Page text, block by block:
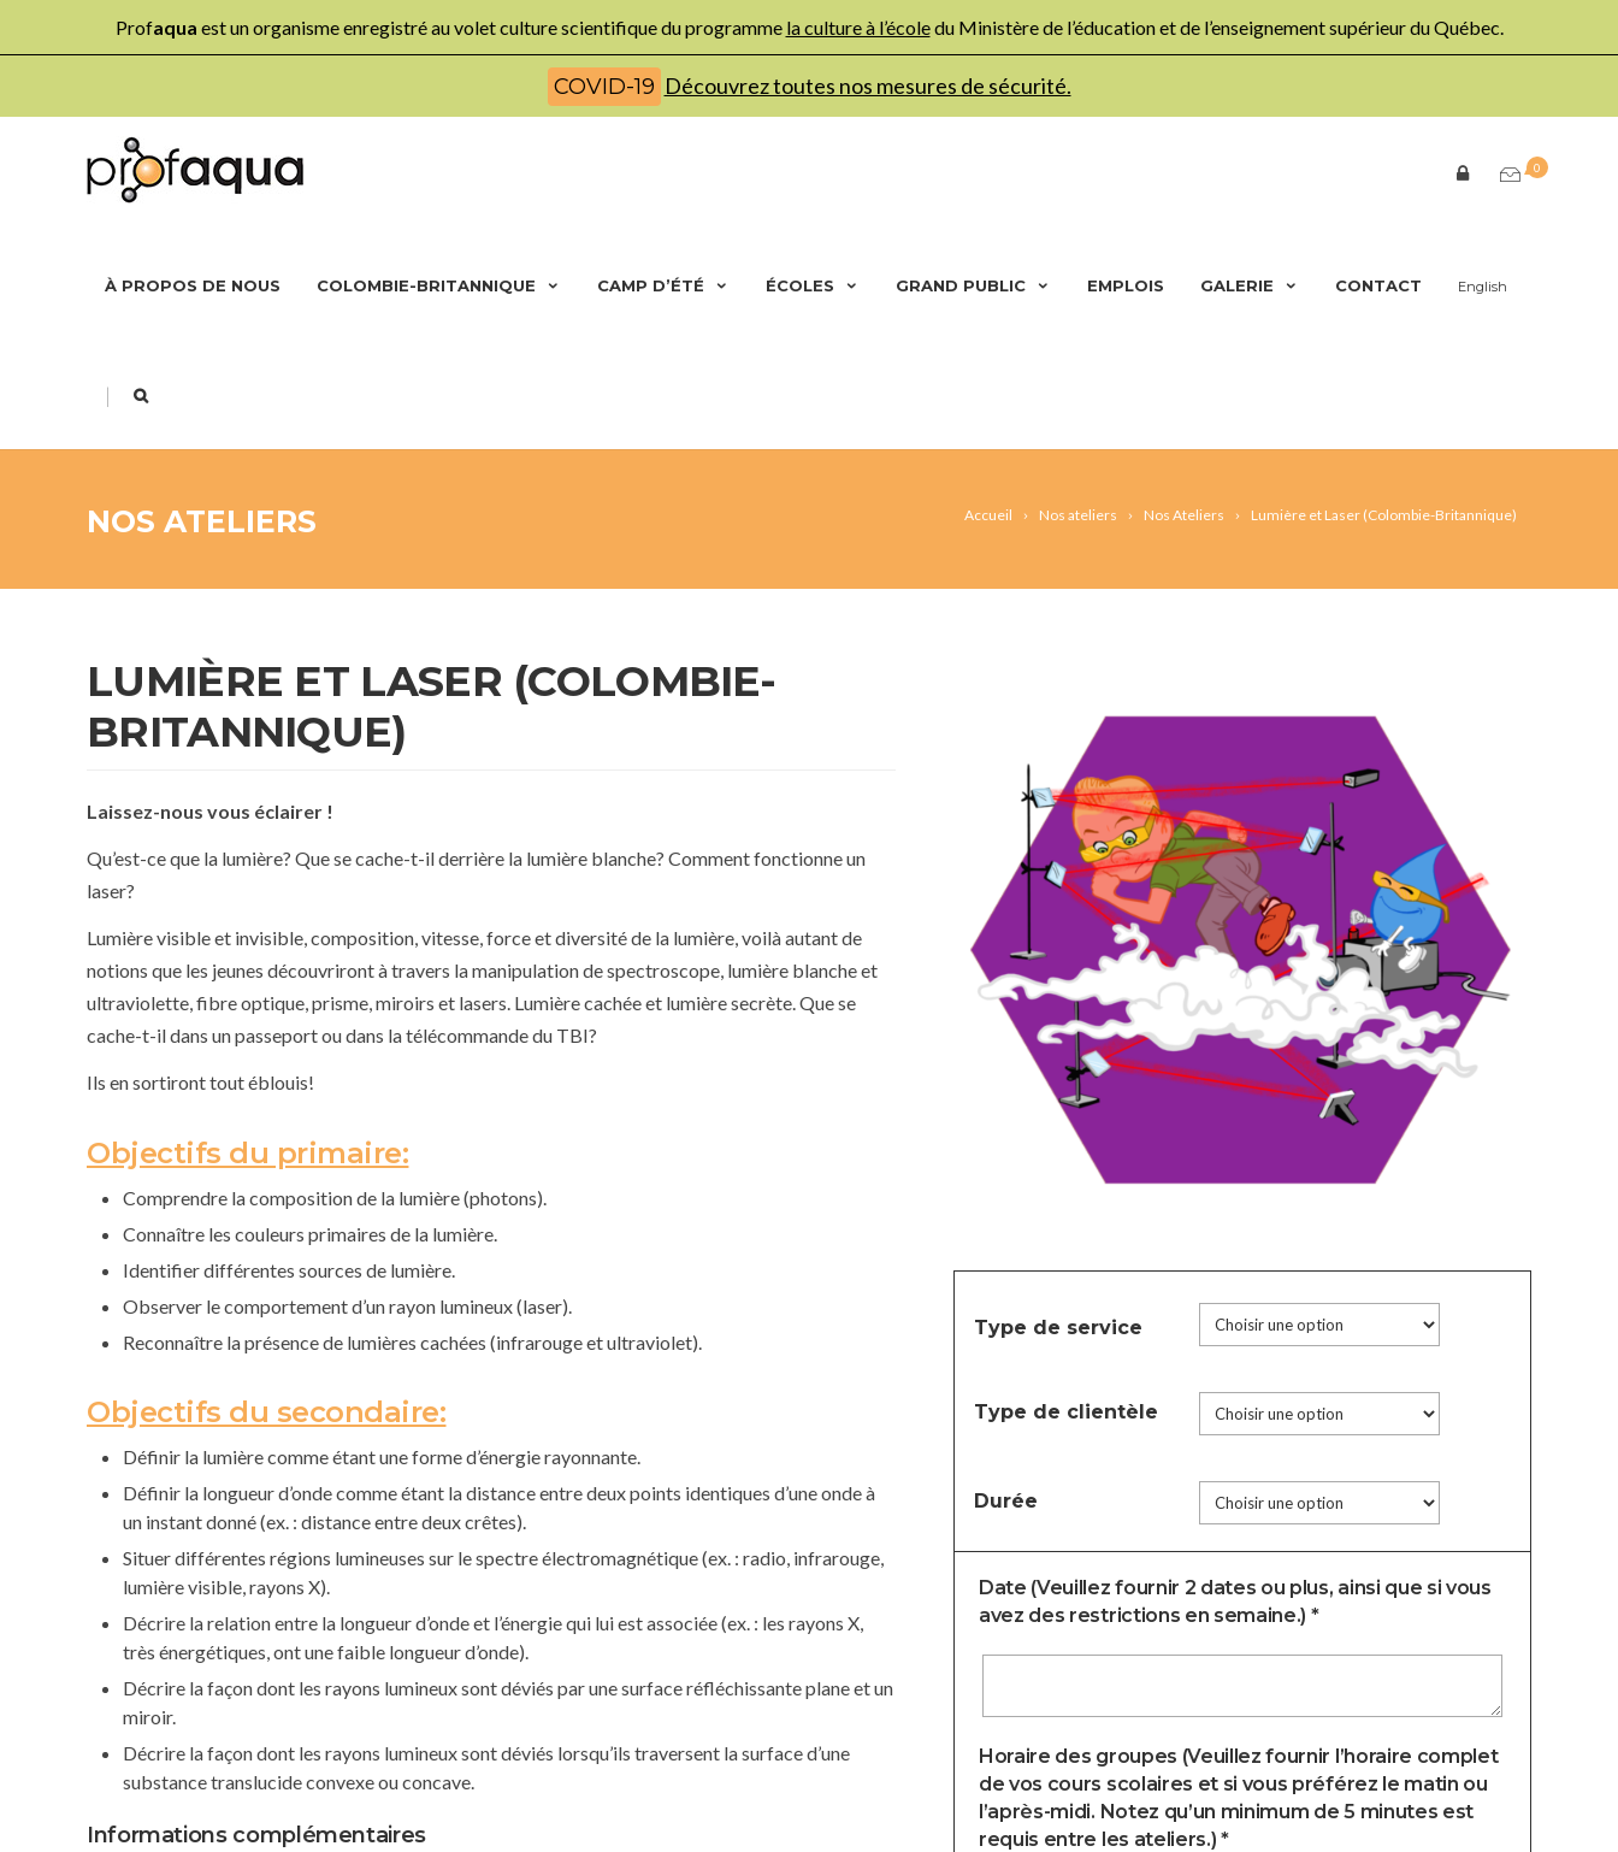
Profaqua est un organisme enregistré au volet culture scientifique du programme la culture à l’écoledu Ministère de l’éducation et de l’enseignement supérieur du Québec.
COVID-19 Découvrez toutes nos mesures de sécurité.
0
À PROPOS DE NOUS COLOMBIE-BRITANNIQUE CAMP D’ÉTÉ ÉCOLES GRAND PUBLIC EMPLOIS GALERIE CONTACT English
|
Accueil Nos ateliers Nos Ateliers Lumière et Laser (Colombie-Britannique)
NOS ATELIERS
LUMIÈRE ET LASER (COLOMBIE-
BRITANNIQUE)
Laissez-nous vous éclairer !
Qu’est-ce que la lumière? Que se cache-t-il derrière la lumière blanche? Comment fonctionne un
laser?
Lumière visible et invisible, composition, vitesse, force et diversité de la lumière, voilà autant de
notions que les jeunes découvriront à travers la manipulation de spectroscope, lumière blanche et
ultraviolette, fibre optique, prisme, miroirs et lasers. Lumière cachée et lumière secrète. Que se
cache-t-il dans un passeport ou dans la télécommande du TBI?
Ils en sortiront tout éblouis!
Objectifs du primaire:
Comprendre la composition de la lumière (photons).
Connaître les couleurs primaires de la lumière.
Identifier différentes sources de lumière.
Observer le comportement d’un rayon lumineux (laser).
Reconnaître la présence de lumières cachées (infrarouge et ultraviolet).
Objectifs du secondaire:
Définir la lumière comme étant une forme d’énergie rayonnante.
Définir la longueur d’onde comme étant la distance entre deux points identiques d’une onde à
un instant donné (ex. : distance entre deux crêtes).
Situer différentes régions lumineuses sur le spectre électromagnétique (ex. : radio, infrarouge,
lumière visible, rayons X).
Décrire la relation entre la longueur d’onde et l’énergie qui lui est associée (ex. : les rayons X,
très énergétiques, ont une faible longueur d’onde).
Décrire la façon dont les rayons lumineux sont déviés par une surface réfléchissante plane et un
miroir.
Décrire la façon dont les rayons lumineux sont déviés lorsqu’ils traversent la surface d’une
substance translucide convexe ou concave.
Informations complémentaires
Type de service
Type de clientèle
Durée
Date (Veuillez fournir 2 dates ou plus, ainsi que si vous
avez des restrictions en semaine.) *
Horaire des groupes (Veuillez fournir l’horaire complet
de vos cours scolaires et si vous préférez le matin ou
l’après-midi. Notez qu’un minimum de 5 minutes est
requis entre les ateliers.) *